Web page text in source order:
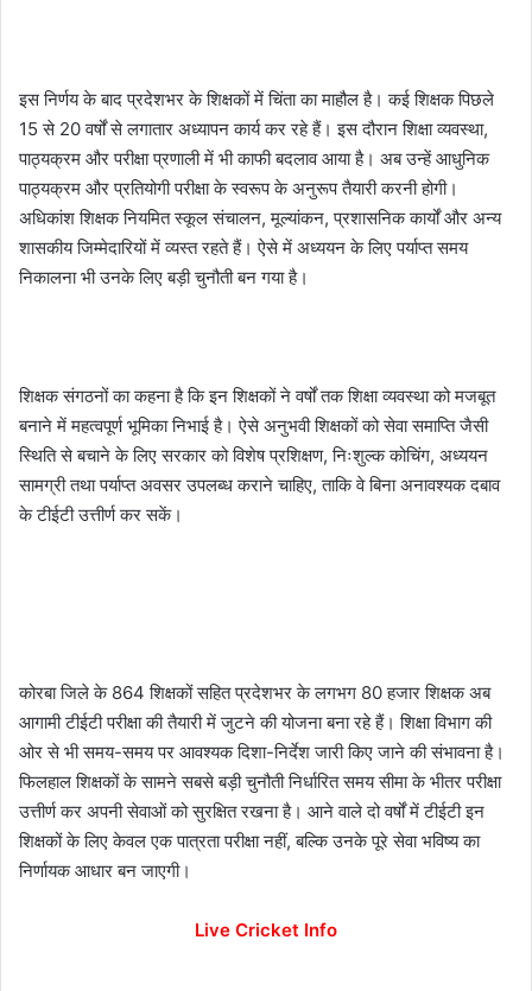
इस निर्णय के बाद प्रदेशभर के शिक्षकों में चिंता का माहौल है। कई शिक्षक पिछले
15 से 20 वर्षों से लगातार अध्यापन कार्य कर रहे हैं। इस दौरान शिक्षा व्यवस्था,
पाठ्यक्रम और परीक्षा प्रणाली में भी काफी बदलाव आया है। अब उन्हें आधुनिक
पाठ्यक्रम और प्रतियोगी परीक्षा के स्वरूप के अनुरूप तैयारी करनी होगी।
अधिकांश शिक्षक नियमित स्कूल संचालन, मूल्यांकन, प्रशासनिक कार्यों और अन्य
शासकीय जिम्मेदारियों में व्यस्त रहते हैं। ऐसे में अध्ययन के लिए पर्याप्त समय
निकालना भी उनके लिए बड़ी चुनौती बन गया है।
शिक्षक संगठनों का कहना है कि इन शिक्षकों ने वर्षों तक शिक्षा व्यवस्था को मजबूत
बनाने में महत्वपूर्ण भूमिका निभाई है। ऐसे अनुभवी शिक्षकों को सेवा समाप्ति जैसी
स्थिति से बचाने के लिए सरकार को विशेष प्रशिक्षण, निःशुल्क कोचिंग, अध्ययन
सामग्री तथा पर्याप्त अवसर उपलब्ध कराने चाहिए, ताकि वे बिना अनावश्यक दबाव
के टीईटी उत्तीर्ण कर सकें।
कोरबा जिले के 864 शिक्षकों सहित प्रदेशभर के लगभग 80 हजार शिक्षक अब
आगामी टीईटी परीक्षा की तैयारी में जुटने की योजना बना रहे हैं। शिक्षा विभाग की
ओर से भी समय-समय पर आवश्यक दिशा-निर्देश जारी किए जाने की संभावना है।
फिलहाल शिक्षकों के सामने सबसे बड़ी चुनौती निर्धारित समय सीमा के भीतर परीक्षा
उत्तीर्ण कर अपनी सेवाओं को सुरक्षित रखना है। आने वाले दो वर्षों में टीईटी इन
शिक्षकों के लिए केवल एक पात्रता परीक्षा नहीं, बल्कि उनके पूरे सेवा भविष्य का
निर्णायक आधार बन जाएगी।
Live Cricket Info